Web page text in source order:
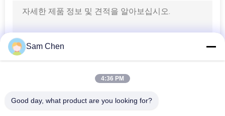
Sam Chen
4:36 PM
Good day, what product are you looking for?